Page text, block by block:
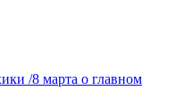
/8 марта о главном